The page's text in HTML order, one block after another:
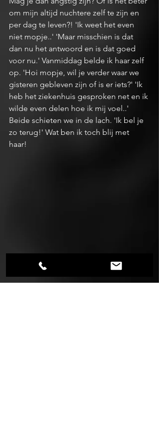
om mijn altijd nuchtere zelf te zijn en
per dag te leven?! 'Ik weet het even
niet mopje..' 'Maar misschien is dat
dan nu het antwoord en is dat goed
voor nu.' Vanmiddag belde ik haar zelf
op. 'Hoi mopje, wil je verder waar we
gisteren gebleven zijn of is er iets?' 'Ik
heb het ziekenhuis gesproken net en ik
wilde even delen hoe ik mij voel..'
Beide schieten we in de lach. 'Ik bel je
zo terug!' Wat ben ik toch blij met
haar!